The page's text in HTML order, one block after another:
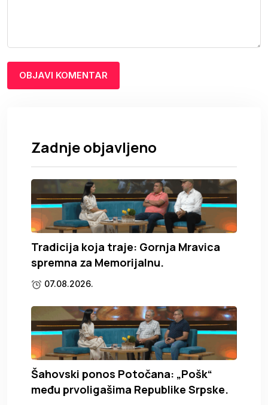
Zadnje objavljeno
Tradicija koja traje: Gornja Mravica
spremna za Memorijalnu.
07.08.2026.
Šahovski ponos Potočana: „Pošk“
među prvoligašima Republike Srpske.